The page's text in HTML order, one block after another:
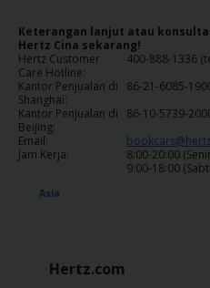
Gold+
Panduan
Kendaraan
Produk
Layanan
dengan
Sopir
Keterangan lanjut atau
Hertz Cina sekarang!
Hertz Customer
Care Hotline:
400-888-1336
Kantor Penjualan di
Shanghai:
86-21-6085-
Kantor Penjualan di
Beijing:
86-10-5739-
Email:
Jam Kerja:
8:00-20:00
9:00-18:00
Asia
Hertz.com